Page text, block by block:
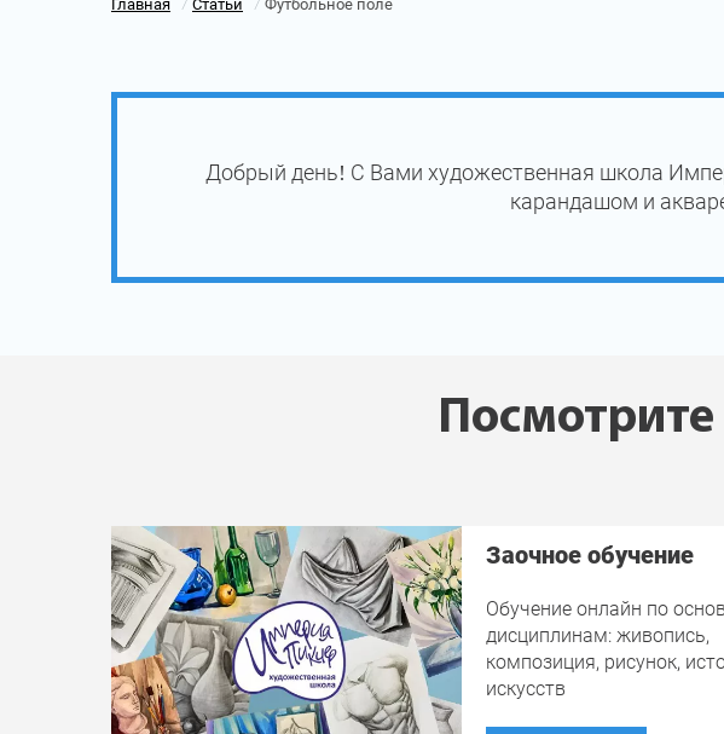
Главная / Статьи / Футбольное поле
Добрый день! С Вами художественная школа
карандашом и
Заочное обучение
Обучение онлайн по
дисциплинам: живопись,
композиция, рисунок,
искусств